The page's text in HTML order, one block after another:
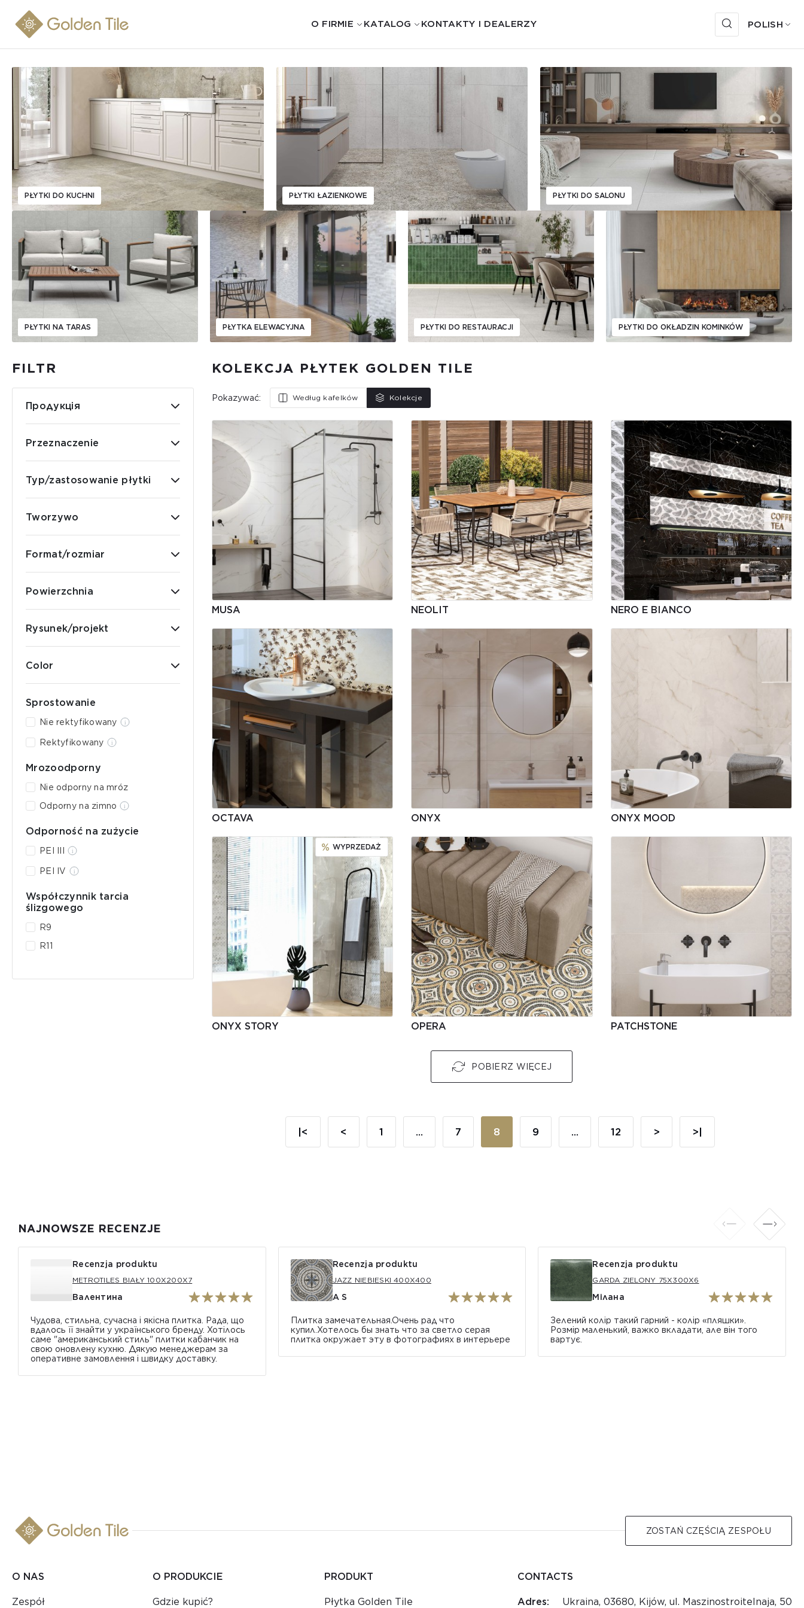
O FIRMIE KATALOG KONTAKTY I DEALERZY POLISH
PŁYTKI DO KUCHNI PŁYTKI ŁAZIENKOWE PŁYTKI DO SALONU
PŁYTKI NA TARAS PŁYTKA ELEWACYJNA PŁYTKI DO RESTAURACJI PŁYTKI DO OKŁADZIN KOMINKÓW
FILTR
Продукція
Przeznaczenie
Typ/zastosowanie płytki
Tworzywo
Format/rozmiar
Powierzchnia
Rysunek/projekt
Color
Sprostowanie
Nie rektyfikowany
Rektyfikowany
Mrozoodporny
Nie odporny na mróz
Odporny na zimno
Odporność na zużycie
PEI III
PEI IV
Współczynnik tarcia
ślizgowego
R9
R11
KOLEKCJA PŁYTEK GOLDEN TILE
Pokazywać: Według kafelków Kolekcje
MUSA NEOLIT NERO E BIANCO
OCTAVA ONYX ONYX MOOD
WYPRZEDAŻ
ONYX STORY OPERA PATCHSTONE
POBIERZ WIĘCEJ
|< < 1 ... 7 8 9 ... 12 > >|
NAJNOWSZE RECENZJE
Recenzja produktu
METROTILES BIAŁY 100X200X7
Валентина
Чудова, стильна, сучасна і якісна плитка. Рада, що
вдалось її знайти у українського бренду. Хотілось
саме "американський стиль" плитки кабанчик на
свою оновлену кухню. Дякую менеджерам за
оперативне замовлення і швидку доставку.
Recenzja produktu
JAZZ NIEBIESKI 400Х400
A S
Плитка замечательная.Очень рад что
купил.Хотелось бы знать что за светло серая
плитка окружает эту в фотографиях в интерьере
Recenzja produktu
GARDA ZIELONY 75X300X6
Мілана
Зелений колір такий гарний - колір «пляшки».
Розмір маленький, важко вкладати, але він того
вартує.
ZOSTAŃ CZĘŚCIĄ ZESPOŁU
O NAS
Zespół
O PRODUKCIE
Gdzie kupić?
PRODUKT
Płytka Golden Tile
CONTACTS
Adres: Ukraina, 03680, Kijów, ul. Maszinostroitelnaja, 50